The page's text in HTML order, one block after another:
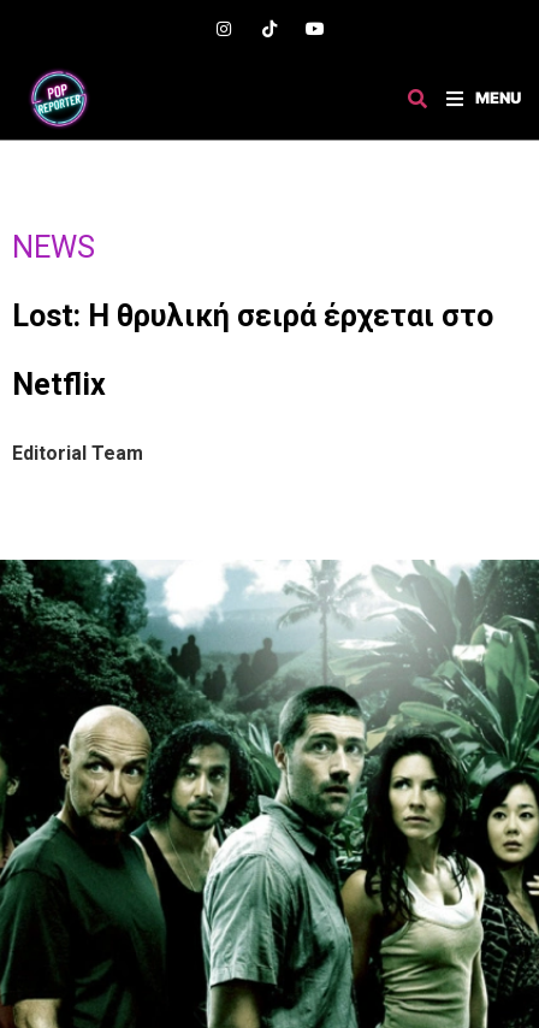
MENU
NEWS
Lost: Η θρυλική σειρά έρχεται στο
Netflix
Editorial Team